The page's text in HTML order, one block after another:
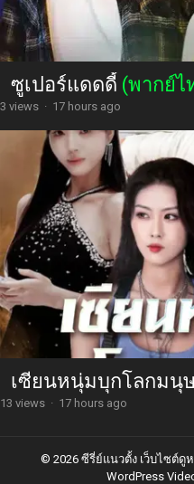
ซูเปอร์แดดดี้ (พากย์ไ
3 views · 17 hours ago
เซียนหนุ่มบุกโลกมนุ
13 views · 17 hours ago
© 2026 ซีรี่ย์แนวตั้ง เว็บไซต์
WordPress